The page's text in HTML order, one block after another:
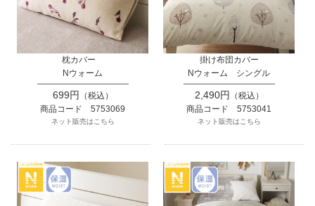
枕カバー
Nウォーム
699円
（税込）
商品コード 5753069
ネット販売はこちら
掛け布団カバー
Nウォーム シングル
2,490円
（税込）
商品コード 5753041
ネット販売はこちら